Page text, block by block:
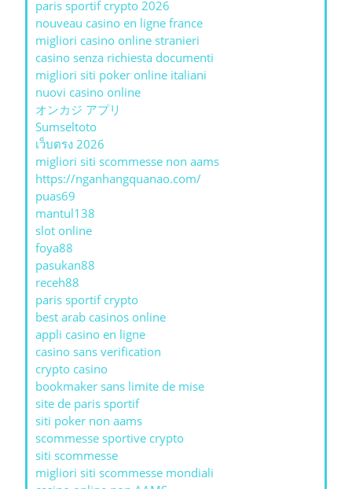
paris sportif crypto 2026
nouveau casino en ligne france
migliori casino online stranieri
casino senza richiesta documenti
migliori siti poker online italiani
nuovi casino online
オンカジ アプリ
Sumseltoto
เว็บตรง 2026
migliori siti scommesse non aams
https://nganhangquanao.com/
puas69
mantul138
slot online
foya88
pasukan88
receh88
paris sportif crypto
best arab casinos online
appli casino en ligne
casino sans verification
crypto casino
bookmaker sans limite de mise
site de paris sportif
siti poker non aams
scommesse sportive crypto
siti scommesse
migliori siti scommesse mondiali